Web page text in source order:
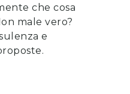
che cosa
male vero?
e
.